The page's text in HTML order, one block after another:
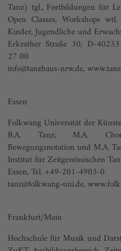
Tanz) tgl., Fortbildungen für
Open Classes, Workshops
Kinder, Jugendliche und
Erkrather Straße 30, D-
27 00
info@tanzhaus-nrw.de,
Essen
Folkwang Universität der Künste
B.A. Tanz; M.A.
Bewegungsnotation und M.A.
Institut für Zeitgenössischen
Essen, Tel. +49-201-4903-0
tanz@folkwang-uni.de,
Frankfurt/Main
Hochschule für Musik und